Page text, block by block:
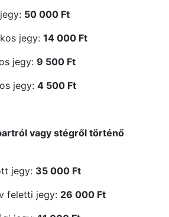
50 000 Ft
jegy: 14 000 Ft
jegy: 9 500 Ft
jegy: 4 500 Ft
vagy stégről történő
jegy: 35 000 Ft
feletti jegy: 26 000 Ft